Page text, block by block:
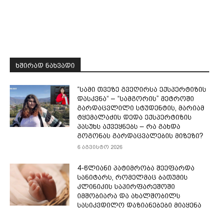
ᲮᲨᲘᲠᲐᲓ ᲜᲐᲮᲕᲐᲓᲘ
“სამი თვე­ზე გვე­ღირ­სა ექ­სპერ­ტი­ზის
დას­კვნა“ – “სამგორის” მეტროში
გარდაცვლილი სტუდენტის, მარიამ
ტყემალაძის დედა ექსპერტიზის
პასუხს აქვეყნებს – რა გახდა
გოგონას გარდაცვალების მიზეზი?
6 აგვისტო 2026
4-წლიანი პატიმრობა შეეფარდა
სანიტარს, რომელმაც ბათუმის
კლინიკის საპირფარეშოში
იმშობიარა და ახალშობილს
სასიკვდილო დაზიანებები მიაყენა